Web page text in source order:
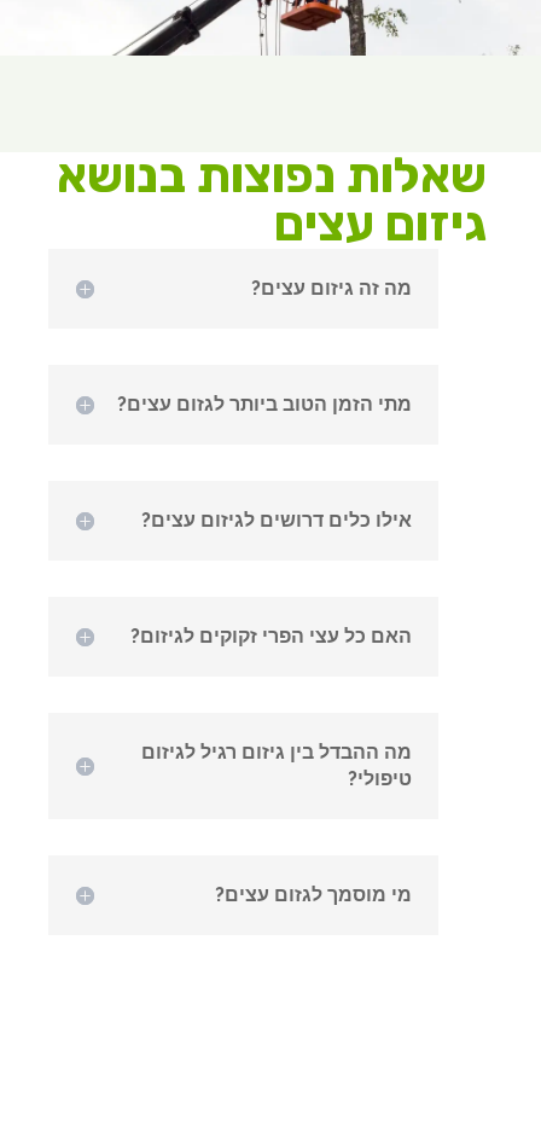
שאלות נפוצות בנושא
גיזום עצים
מה זה גיזום עצים?
מתי הזמן הטוב ביותר לגזום עצים?
אילו כלים דרושים לגיזום עצים?
האם כל עצי הפרי זקוקים לגיזום?
מה ההבדל בין גיזום רגיל לגיזום
טיפולי?
מי מוסמך לגזום עצים?